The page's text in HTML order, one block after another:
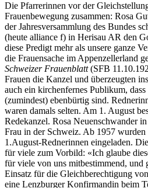
Die Pfarrerinnen vor der
Frauenbewegung zusammen: Rosa
der Jahresversammlung des Bundes
(heute alliance f) in Herisau AR den
diese Predigt mehr als unsere ganze
die Frauensache im Appenzellerland
Schweizer Frauenblatt(SFB
Frauen die Kanzel und überzeugten
auch ein kirchenfernes Publikum,
(zumindest) ebenbürtig sind.
waren damals selten. Am 1. August
Redekanzel. Rosa Neuenschwander
Frau in der Schweiz. Ab 1957 wurden
1.August-Rednerinnen eingeladen.
für viele zum Vorbild: «Ich glaube
für viele von uns mitbestimmend, und
Einsatz für die Gleichberechtigung
eine Lenzburger Konfirmandin beim